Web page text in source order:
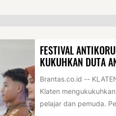
FESTIVAL
KUKUHKAN DUTA
Brantas.co.id --
Klaten
pelajar dan pemuda.